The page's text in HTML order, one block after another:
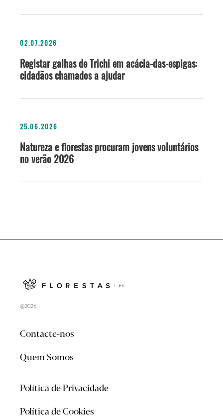
02.07.2026
Registar galhas de Trichi em acácia-das-espigas:
cidadãos chamados a ajudar
25.06.2026
Natureza e florestas procuram jovens voluntários
no verão 2026
@2026
Contacte-nos
Quem Somos
Política de Privacidade
Política de Cookies